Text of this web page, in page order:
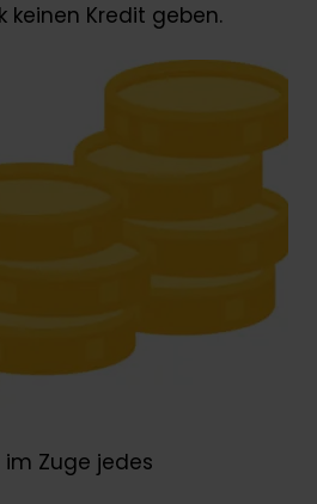
keinen Kredit geben.
Zuge jedes